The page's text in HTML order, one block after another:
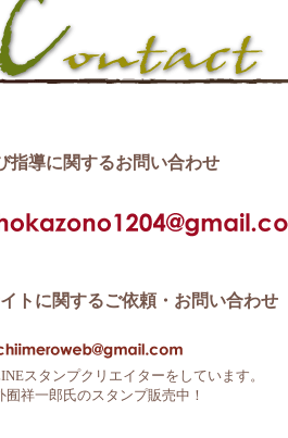
指導に関するお問い合わせ
トに関するご依頼・お問い合わせ
スタンプクリエイターをしています。
囿祥一郎氏のスタンプ販売中！